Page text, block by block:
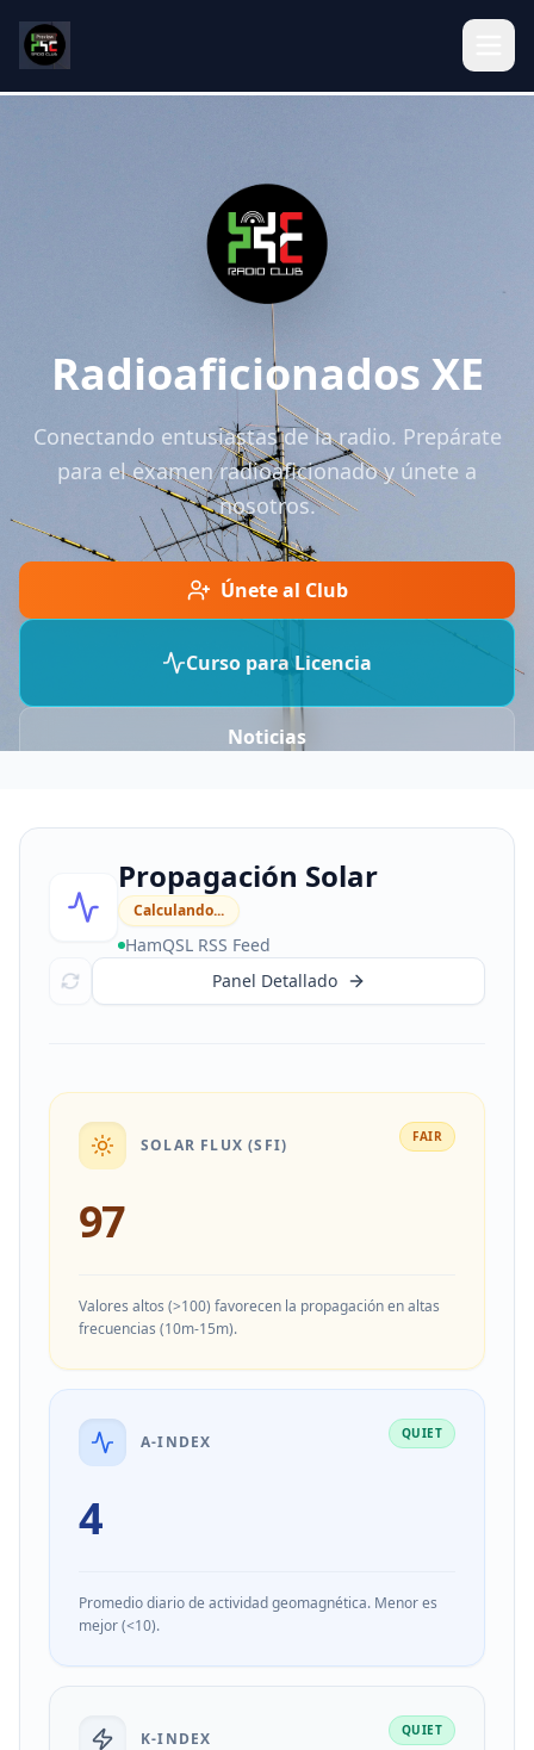
Radioaficionados XE
Conectando entusiastas de la radio. Prepárate
para el examen radioaficionado y únete a
nosotros.
Únete al Club
Curso para Licencia
Noticias
Propagación Solar
Calculando...
HamQSL RSS Feed
Panel Detallado
SOLAR FLUX (SFI) FAIR
97
Valores altos (>100) favorecen la propagación en altas
frecuencias (10m-15m).
A-INDEX QUIET
4
Promedio diario de actividad geomagnética. Menor es
mejor (<10).
K-INDEX QUIET